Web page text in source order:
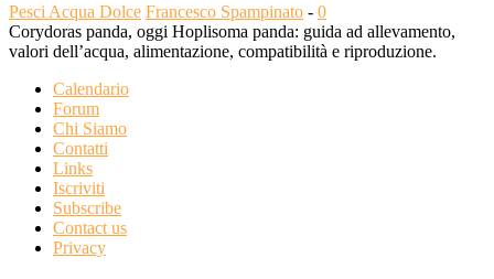
Pesci Acqua Dolce Francesco Spampinato - 0
Corydoras panda, oggi Hoplisoma panda: guida ad allevamento,
valori dell’acqua, alimentazione, compatibilità e riproduzione.
Calendario
Forum
Chi Siamo
Contatti
Links
Iscriviti
Subscribe
Contact us
Privacy